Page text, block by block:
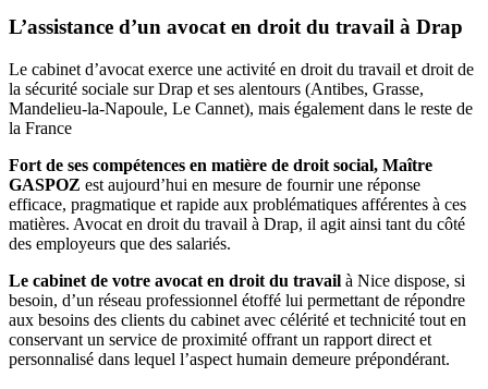
L’assistance d’un avocat en droit du travail à Drap
Le cabinet d’avocat exerce une activité en droit du travail et droit de
la sécurité sociale sur Drap et ses alentours (Antibes, Grasse,
Mandelieu-la-Napoule, Le Cannet), mais également dans le reste de
la France
Fort de ses compétences en matière de droit social, Maître
GASPOZ est aujourd’hui en mesure de fournir une réponse
efficace, pragmatique et rapide aux problématiques afférentes à ces
matières. Avocat en droit du travail à Drap, il agit ainsi tant du côté
des employeurs que des salariés.
Le cabinet de votre avocat en droit du travail à Nice dispose, si
besoin, d’un réseau professionnel étoffé lui permettant de répondre
aux besoins des clients du cabinet avec célérité et technicité tout en
conservant un service de proximité offrant un rapport direct et
personnalisé dans lequel l’aspect humain demeure prépondérant.